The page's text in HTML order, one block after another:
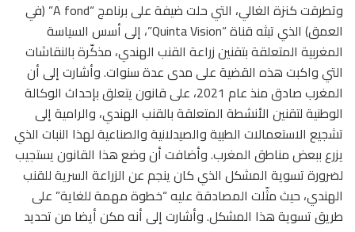
وتطرقت كنزة الغالي، التي حلت ضيفة على برنامج “A fond” (في
العمق) الذي تبثه قناة “Quinta Vision”، إلى أسس السياسة
المغربية المتعلقة بتقنين زراعة القنب الهندي، مذكّرة بالنقاشات
التي واكبت هذه القضية على مدى عدة سنوات. وأشارت إلى أن
المغرب صادق منذ عام 2021، على قانون يتعلق بإحداث الوكالة
الوطنية لتقنين الأنشطة المتعلقة بالقنب الهندي، والرامية إلى
تشجيع الاستعمالات الطبية والصيدلانية والصناعية لهذا النبات الذي
يزرع ببعض مناطق المغرب. وأضافت أن وضع هذا القانون يستجيب
لضرورة تسوية المشكل الذي كان ينجم عن الزراعة السرية للقنب
الهندي، حيث مثّلت المصادقة عليه “خطوة مهمة للغاية” على
طريق تسوية هذا المشكل. وأشارت إلى أنه مكن أيضا من تحديد